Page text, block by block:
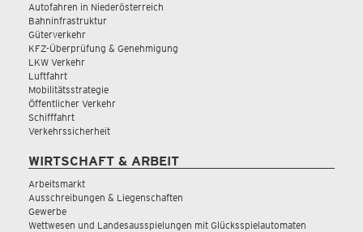
Autofahren in Niederösterreich
Bahninfrastruktur
Güterverkehr
KFZ-Überprüfung & Genehmigung
LKW Verkehr
Luftfahrt
Mobilitätsstrategie
Öffentlicher Verkehr
Schifffahrt
Verkehrssicherheit
WIRTSCHAFT & ARBEIT
Arbeitsmarkt
Ausschreibungen & Liegenschaften
Gewerbe
Wettwesen und Landesausspielungen mit Glücksspielautomaten